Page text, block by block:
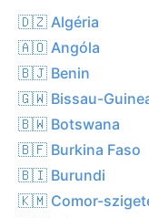
🇩🇿 Algéria
🇦🇴 Angóla
🇧🇯 Benin
🇬🇼 Bissau-
🇧🇼 Botswana
🇧🇫 Burkina Faso
🇧🇮 Burundi
🇰🇲 Comor-